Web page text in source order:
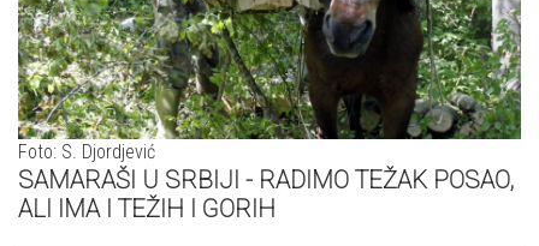
Foto: S. Djordjević
SAMARAŠI U SRBIJI - RADIMO TEŽAK POSAO,
ALI IMA I TEŽIH I GORIH